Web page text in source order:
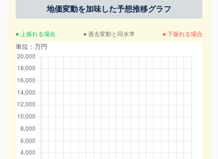
地価変動を加味した予想推移グラフ
● 上振れる場合 ● 過去変動と同水準 ● 下振れる場合
単位：万円